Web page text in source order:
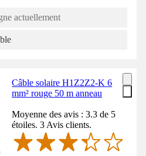
actuellement
Câble solaire H1Z2Z2-K 6
mm² rouge 50 m anneau
Moyenne des avis : 3.3 de 5
étoiles. 3 Avis clients.